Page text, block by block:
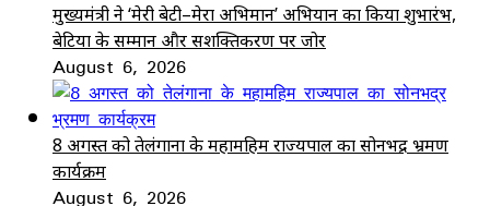
मुख्यमंत्री ने ‘मेरी बेटी–मेरा अभिमान’ अभियान का किया शुभारंभ,
बेटियों के सम्मान और सशक्तिकरण पर जोर
August 6, 2026
8 अगस्त को तेलंगाना के महामहिम राज्यपाल का सोनभद्र भ्रमण
कार्यक्रम
August 6, 2026